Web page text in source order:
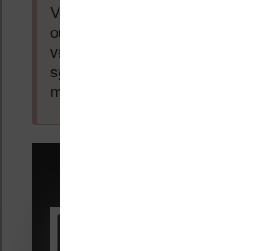
Votre adresse email ne sera
ou dévoilée, elle est obligatoire et
vérifiée par les administrateurs du
système permet de vous laisser
messages sans inscription